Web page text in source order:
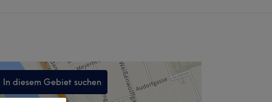
In diesem Gebiet suchen